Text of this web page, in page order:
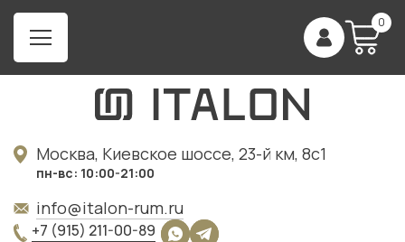
0
Москва, Киевское шоссе, 23-й км, 8с1
пн-вс: 10:00-21:00
info@italon-rum.ru
+7 (915) 211-00-89